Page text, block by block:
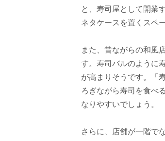
と、寿司屋として開業
ネタケースを置くスペ
また、昔ながらの和風
す。寿司バルのように
が高まりそうです。「
ろぎながら寿司を食べ
なりやすいでしょう。
さらに、店舗が一階で